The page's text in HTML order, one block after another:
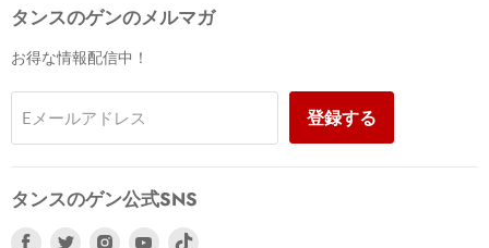
タンスのゲンのメルマガ
お得な情報配信中！
Eメールアドレス 登録する
タンスのゲン公式SNS
FacebookTwitter InstagramYoutube